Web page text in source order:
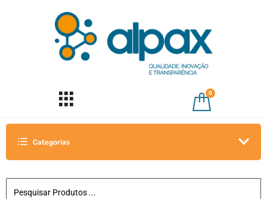
0
Categorias